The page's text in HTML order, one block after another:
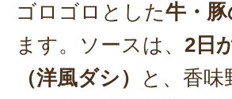
ゴロゴロとした牛・
ます。ソースは、 2日
（洋風ダシ）
と、香